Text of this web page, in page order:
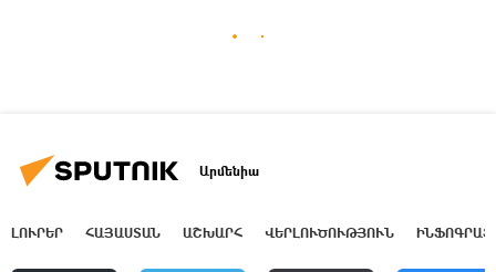
Արմենիա
ԼՈՒՐԵՐ ՀԱՅԱՍՏԱՆ ԱՇԽԱՐՀ ՎԵՐԼՈՒԾՈՒԹՅՈՒՆ